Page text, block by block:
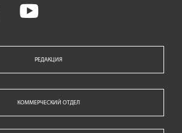
РЕДАКЦИЯ
КОММЕРЧЕСКИЙ ОТДЕЛ